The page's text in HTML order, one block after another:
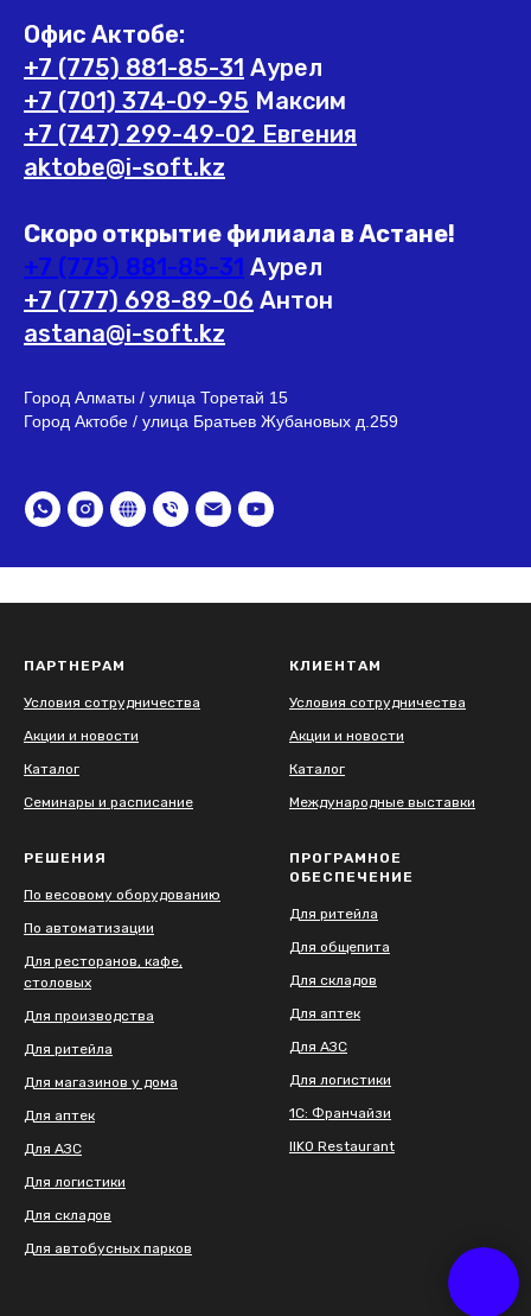
Офис Актобе:
+7 (775) 881-85-31 Аурел
+7 (701) 374-09-95 Максим
+7 (747) 299-49-02 Евгения
aktobe@i-soft.kz
Скоро открытие филиала в Астане!
+7 (775) 881-85-31 Аурел
+7 (777) 698-89-06 Антон
astana@i-soft.kz
Город Алматы / улица Торетай 15
Город Актобе / улица Братьев Жубановых д.259
ПАРТНЕРАМ
Условия сотрудничества
Акции и новости
Каталог
Семинары и расписание
КЛИЕНТАМ
Условия сотрудничества
Акции и новости
Каталог
Международные выставки
РЕШЕНИЯ
По весовому оборудованию
По автоматизации
Для ресторанов, кафе,
столовых
Для производства
Для ритейла
Для магазинов у дома
Для аптек
Для АЗС
Для логистики
Для складов
Для автобусных парков
ПРОГРАМНОЕ
ОБЕСПЕЧЕНИЕ
Для ритейла
Для общепита
Для складов
Для аптек
Для АЗС
Для логистики
1С: Франчайзи
IIKO Restaurant